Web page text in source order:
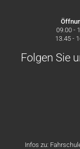
09.00 -
13.45 -
Folgen Sie
Infos zu: